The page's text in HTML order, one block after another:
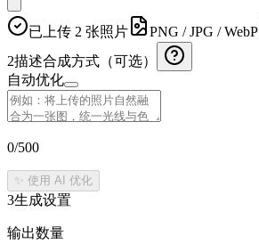
已上传 2 张照片 PNG / JPG / WebP
2描述合成方式（可选）
自动优化
0/500
✨ 使用 AI 优化
3生成设置
输出数量